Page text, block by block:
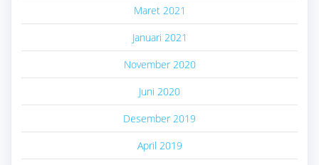
Maret 2021
Januari 2021
November 2020
Juni 2020
Desember 2019
April 2019